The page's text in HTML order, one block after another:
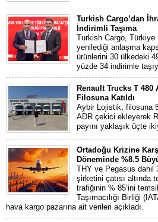
Turkish Cargo’dan
İndirimli Taşıma
Turkish Cargo, Türkiye
yenilediği anlaşma
ürünlerini 30 ülkedeki
yüzde 34 indirimle
Renault Trucks T
Filosuna Katıldı
Aybir Lojistik, filosuna
ADR çekici ekleyerek
payını yaklaşık üçte
Ortadoğu Krizine
Döneminde %8.5
THY ve Pegasus dahil
şirketini çatısı altında
trafiğinin % 85’ini
Taşımacılığı Birliği
hava kargo pazarına ait verileri açıkladı.